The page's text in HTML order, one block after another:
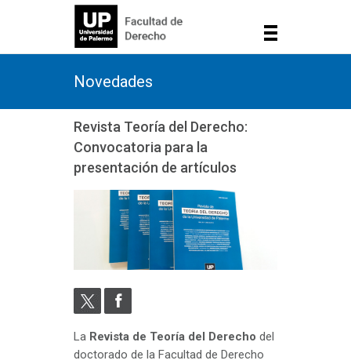
Novedades
Revista Teoría del Derecho:
Convocatoria para la
presentación de artículos
La Revista de Teoría del Derecho del
doctorado de la Facultad de Derecho